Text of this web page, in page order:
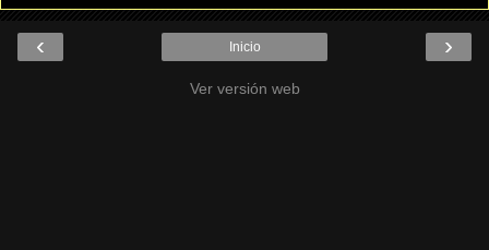
‹ ›
Inicio
Ver versión web